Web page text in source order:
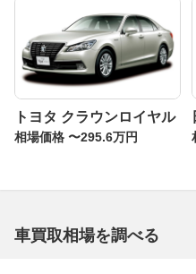
トヨタ クラウンロイヤル
相場価格 〜295.6万円
車買取相場を調べる